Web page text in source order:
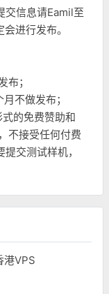
交信息请Eamil至
进行发布。
；
不做发布；
的免费赞助和
不接受任何付费
交测试样机，
港VPS